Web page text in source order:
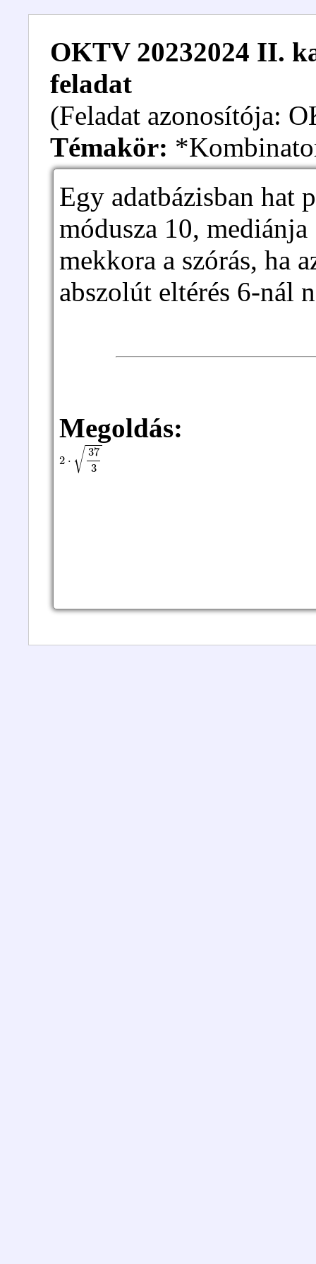
OKTV 20232024 II.
feladat
(Feladat azonosítója:
Témakör:
Egy adatbázisban hat
módusza 10,
mekkora a szórás, ha
abszolút eltérés 6-nál
Megoldás:
2 3